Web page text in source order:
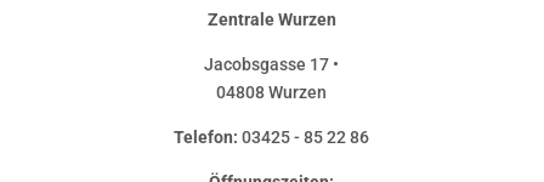
Zentrale Wurzen
Jacobsgasse 17 •
04808 Wurzen
Telefon: 03425 - 85 22 86